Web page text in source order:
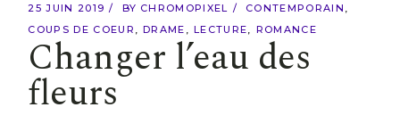
25 JUIN 2019 BY CHROMOPIXEL
CONTEMPORAIN
COUPS DE COEUR
DRAME LECTURE ROMANCE
Changer l’eau des
fleurs